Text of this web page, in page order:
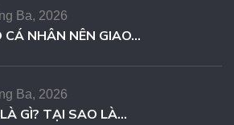
Ba, 2026
CÁ NHÂN NÊN GIAO...
Ba, 2026
GÌ? TẠI SAO LÀ...